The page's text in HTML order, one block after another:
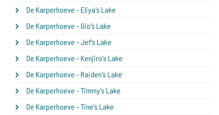
De Karperhoeve - Eliya's Lake
De Karperhoeve - Gio's Lake
De Karperhoeve - Jef's Lake
De Karperhoeve - Kenjiro's Lake
De Karperhoeve - Raiden's Lake
De Karperhoeve - Timmy's Lake
De Karperhoeve - Tine's Lake